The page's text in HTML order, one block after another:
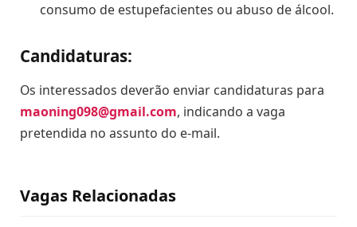
consumo de estupefacientes ou abuso de álcool.
Candidaturas:
Os interessados deverão enviar candidaturas para
maoning098@gmail.com, indicando a vaga
pretendida no assunto do e-mail.
Vagas Relacionadas